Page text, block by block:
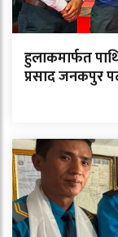
हुलाकमार्फत
प्रसाद जनकपुर